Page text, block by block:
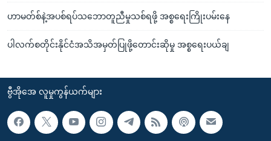
ဟာမတ်စ်နဲ့အပစ်ရပ်သဘောတူညီမှုသစ်ရဖို့ အစ္စရေးကြိုးပမ်းနေ
ပါလက်စတိုင်းနိုင်ငံအသိအမှတ်ပြုဖို့တောင်းဆိုမှု အစ္စရေးပယ်ချ
ဗွီအိုအေ လူမှုကွန်ယက်များ